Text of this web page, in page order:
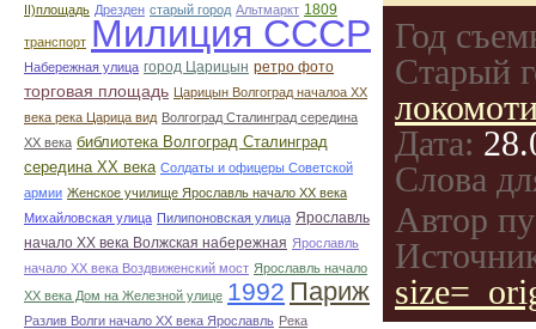
II)площадь Дрезден старый город Альтмаркт 1809
транспорт Милиция СССР
Набережная улица город Царицын ретро фото
торговая площадь Царицын Волгоград началоа ХХ
века река Царица вид Волгоград Сталинград середина
ХХ века библиотека Волгоград Сталинград
середина ХХ века Солдаты и офицеры Советской
армии Женское училище Ярославль начало ХХ века
Михайловская улица Пилипоновская улица Ярославль
начало ХХ века Волжская набережная Ярославль
начало ХХ века Воздвиженский мост Ярославль начало
ХХ века Дом на Железной улице 1992 Париж
Разлив Волги начало ХХ века Ярославль Река
Год
Старый
Дата:
Слова
Автор